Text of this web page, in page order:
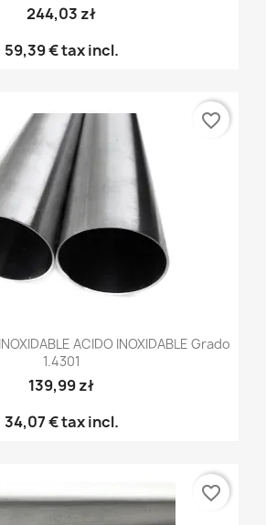
244,03 zł
59,39 €tax incl.
ACIDO INOXIDABLE Grado
1.4301
139,99 zł
34,07 €tax incl.
favorite_border
favorite_border